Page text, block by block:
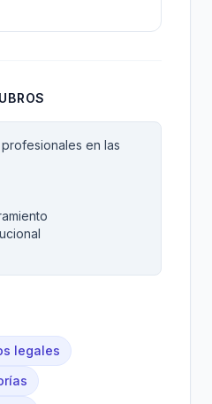
en las
legales